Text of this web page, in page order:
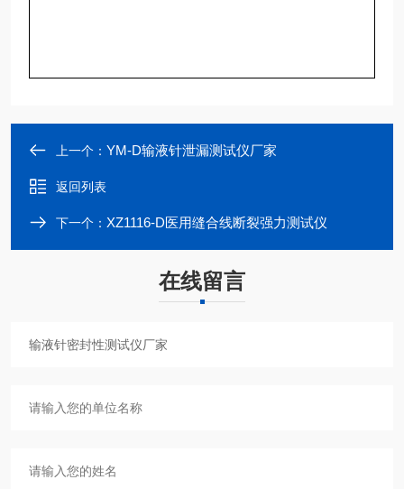
上一个： YM-D输液针泄漏测试仪厂家
返回列表
下一个： XZ1116-D医用缝合线断裂强力测试仪
在线留言